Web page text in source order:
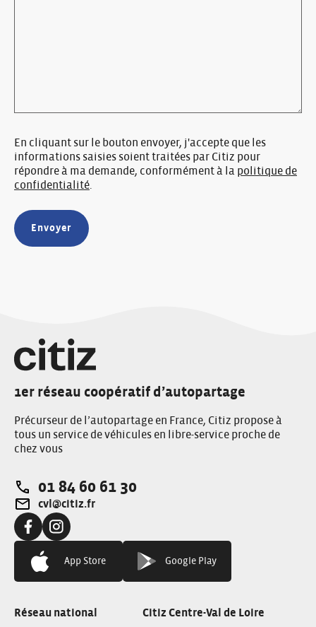
En cliquant sur le bouton envoyer, j'accepte que les
informations saisies soient traitées par Citiz pour
répondre à ma demande, conformément à la politique de
confidentialité
1er réseau coopératif d’autopartage
Précurseur de l’autopartage en France, Citiz propose à
tous un service de véhicules en libre-service proche de
chez vous
Téléphone:
01 84 60 61 30
Adresse e-mail:
cvl@citiz.fr
Facebook:Instagram:
App Store Google Play
Réseau national Citiz Centre-Val de Loire